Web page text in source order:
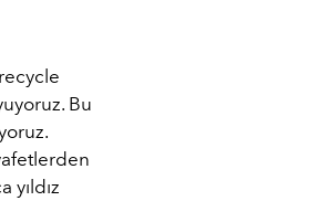
Bu
yıldız